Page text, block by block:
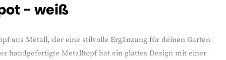
- weiß
aus Metall, der eine stilvolle Ergänzung für deinen Garten
handgefertigte Metalltopf hat ein glattes Design mit einer